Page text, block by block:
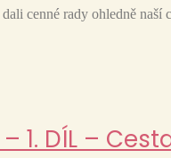
cenné rady ohledně naší
1. DÍL –